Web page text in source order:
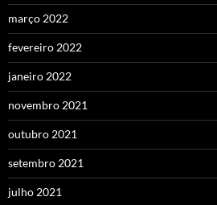
março 2022
fevereiro 2022
janeiro 2022
novembro 2021
outubro 2021
setembro 2021
julho 2021